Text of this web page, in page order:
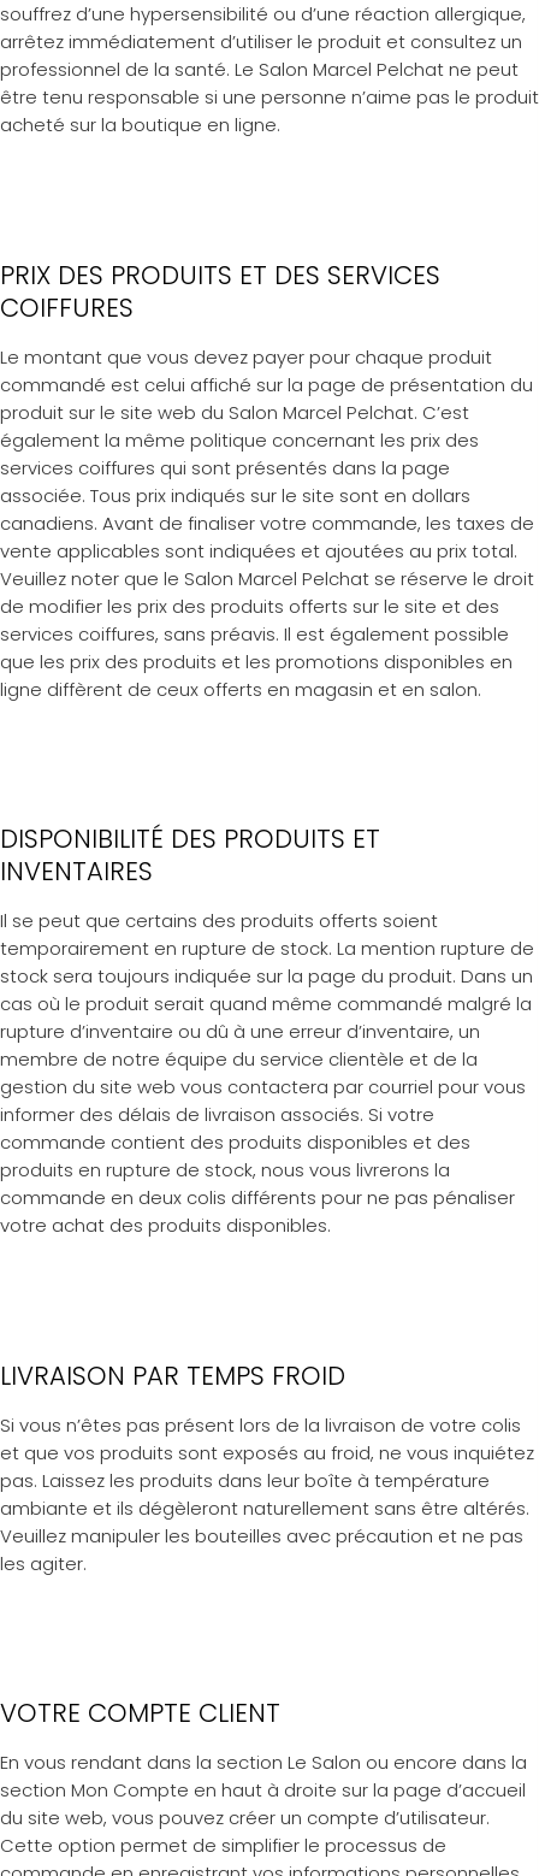
souffrez d’une hypersensibilité ou d’une réaction allergique,
arrêtez immédiatement d’utiliser le produit et consultez un
professionnel de la santé. Le Salon Marcel Pelchat ne peut
être tenu responsable si une personne n’aime pas le produit
acheté sur la boutique en ligne.
PRIX DES PRODUITS ET DES SERVICES
COIFFURES
Le montant que vous devez payer pour chaque produit
commandé est celui affiché sur la page de présentation du
produit sur le site web du Salon Marcel Pelchat. C’est
également la même politique concernant les prix des
services coiffures qui sont présentés dans la page
associée. Tous prix indiqués sur le site sont en dollars
canadiens. Avant de finaliser votre commande, les taxes de
vente applicables sont indiquées et ajoutées au prix total.
Veuillez noter que le Salon Marcel Pelchat se réserve le droit
de modifier les prix des produits offerts sur le site et des
services coiffures, sans préavis. Il est également possible
que les prix des produits et les promotions disponibles en
ligne diffèrent de ceux offerts en magasin et en salon.
DISPONIBILITÉ DES PRODUITS ET
INVENTAIRES
Il se peut que certains des produits offerts soient
temporairement en rupture de stock. La mention rupture de
stock sera toujours indiquée sur la page du produit. Dans un
cas où le produit serait quand même commandé malgré la
rupture d’inventaire ou dû à une erreur d’inventaire, un
membre de notre équipe du service clientèle et de la
gestion du site web vous contactera par courriel pour vous
informer des délais de livraison associés. Si votre
commande contient des produits disponibles et des
produits en rupture de stock, nous vous livrerons la
commande en deux colis différents pour ne pas pénaliser
votre achat des produits disponibles.
LIVRAISON PAR TEMPS FROID
Si vous n’êtes pas présent lors de la livraison de votre colis
et que vos produits sont exposés au froid, ne vous inquiétez
pas. Laissez les produits dans leur boîte à température
ambiante et ils dégèleront naturellement sans être altérés.
Veuillez manipuler les bouteilles avec précaution et ne pas
les agiter.
VOTRE COMPTE CLIENT
En vous rendant dans la section Le Salon ou encore dans la
section Mon Compte en haut à droite sur la page d’accueil
du site web, vous pouvez créer un compte d’utilisateur.
Cette option permet de simplifier le processus de